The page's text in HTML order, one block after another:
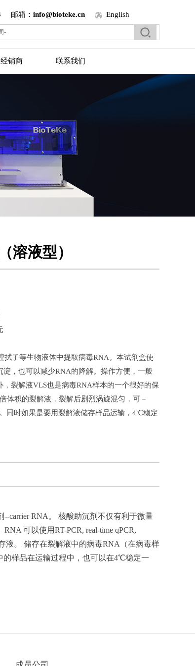
邮箱： info@bioteke.cn English
经销商 联系我们
溶液型）
子等生物液体中提取病毒RNA。本试剂盒使
，也可以减少RNA的降解。操作方便，一般
裂解液VLS也是病毒RNA样本的一个很好的保
体积的裂解液，裂解后剧烈涡旋混匀，可－
同时如果是要用裂解液储存样品运输，4℃稳定
carrier RNA。 核酸助沉剂不仅有利于微量
可以使用RT-PCR, real-time qPCR,
液。 储存在裂解液中的病毒RNA（在病毒样
样品在运输过程中，也可以在4℃稳定一